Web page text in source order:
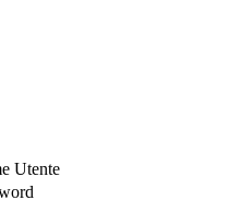
Utente